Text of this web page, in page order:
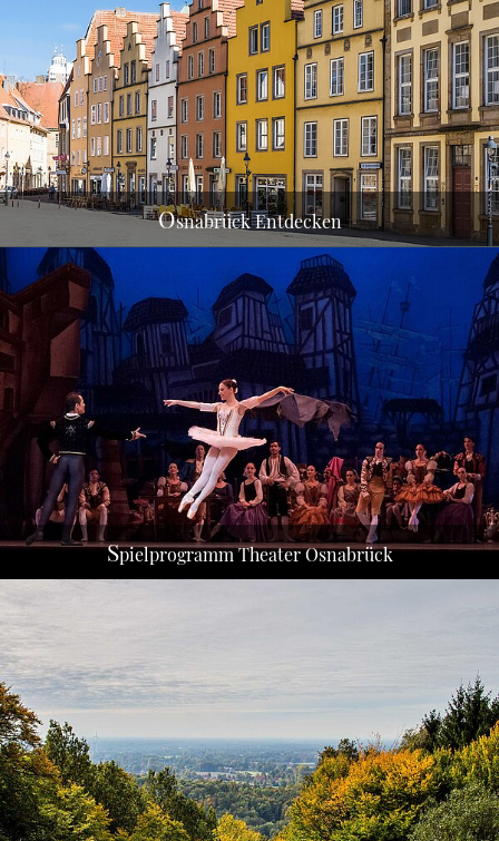
Osnabrück Entdecken
Erleben Sie unsere schöne Stadt interaktiv und
besuchen Sie die
OFFIZIELLE WEBSITE
Spielprogramm Theater Osnabrück
Olivia Wenzel 1000 Serpentinen Angst, Ella Hickson
- The Writer und vieles
MEHR
"Ein dichtes Radwegenetz ermöglicht Ihnen von der
Themen-Tour per E-Bike bis zum abenteuerlichen
TERRA.trail alle Varianten, die Region zu
erkunden..."
MEHR ERFAHREN